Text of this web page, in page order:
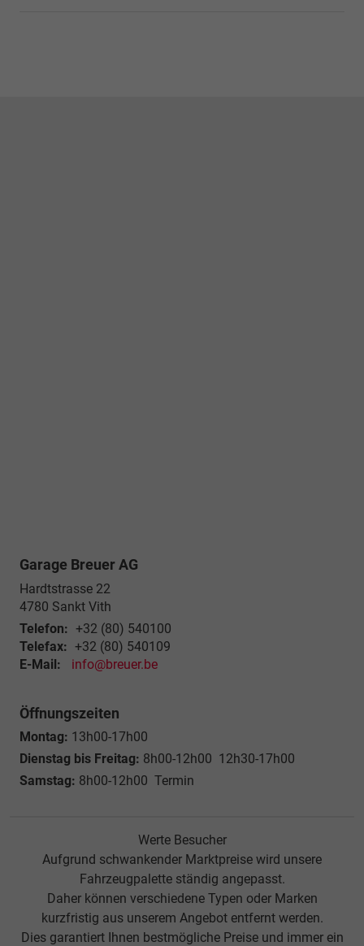
Garage Breuer AG
Hardtstrasse 22
4780 Sankt Vith
Telefon: +32 (80) 540100
Telefax: +32 (80) 540109
E-Mail:
info@breuer.be
Öffnungszeiten
Montag: 13h00-17h00
Dienstag bis Freitag: 8h00-12h00 12h30-17h00
Samstag: 8h00-12h00 Termin
Werte Besucher
Aufgrund schwankender Marktpreise wird unsere
Fahrzeugpalette ständig angepasst.
Daher können verschiedene Typen oder Marken
kurzfristig aus unserem Angebot entfernt werden.
Dies garantiert Ihnen bestmögliche Preise und immer ein